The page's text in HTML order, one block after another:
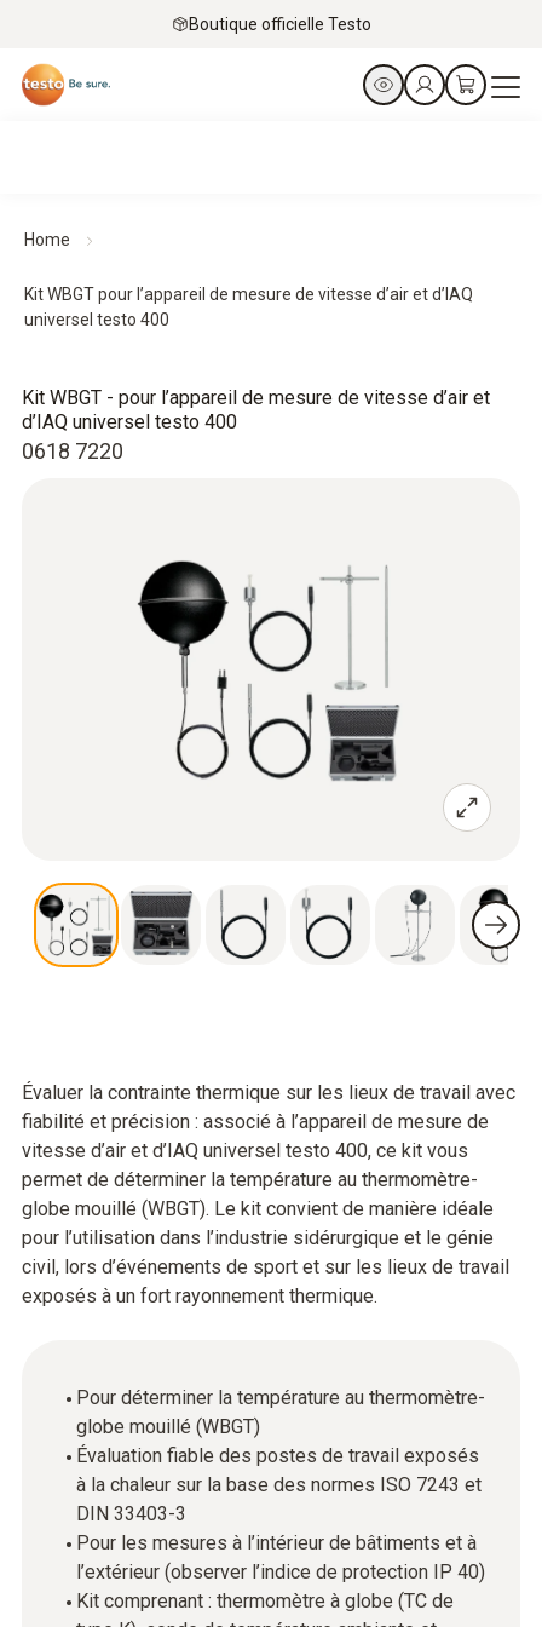
Boutique officielle Testo
Home
Kit WBGT pour l’appareil de mesure de vitesse d’air et d’IAQ
universel testo 400
0618 7220
Kit WBGT - pour l’appareil de mesure de vitesse d’air et
d’IAQ universel testo 400
Évaluer la contrainte thermique sur les lieux de travail avec
fiabilité et précision : associé à l’appareil de mesure de
vitesse d’air et d’IAQ universel testo 400, ce kit vous
permet de déterminer la température au thermomètre-
globe mouillé (WBGT). Le kit convient de manière idéale
pour l’utilisation dans l’industrie sidérurgique et le génie
civil, lors d’événements de sport et sur les lieux de travail
exposés à un fort rayonnement thermique.
Pour déterminer la température au thermomètre-
globe mouillé (WBGT)
Évaluation fiable des postes de travail exposés
à la chaleur sur la base des normes ISO 7243 et
DIN 33403-3
Pour les mesures à l’intérieur de bâtiments et à
l’extérieur (observer l’indice de protection IP 40)
Kit comprenant : thermomètre à globe (TC de